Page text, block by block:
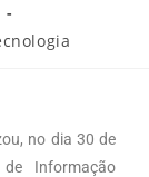
no dia 30 de
Informação